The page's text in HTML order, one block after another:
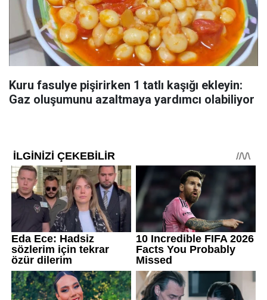
Kuru fasulye pişirirken 1 tatlı kaşığı ekleyin:
Gaz oluşumunu azaltmaya yardımcı olabiliyor